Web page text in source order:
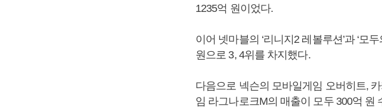
1235억 원이었다.
이어 넷마블의 ‘리니지2 레볼루션’과 ‘모
원으로 3, 4위를 차지했다.
다음으로 넥슨의 모바일게임 오버히트,
임 라그나로크M의 매출이 모두 300억 원